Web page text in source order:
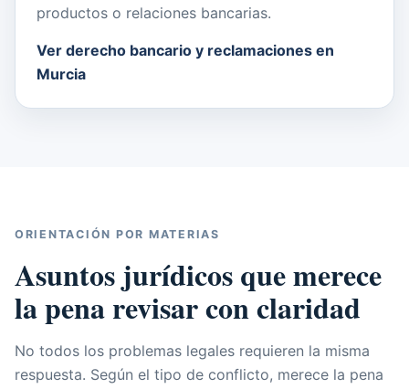
productos o relaciones bancarias.
Ver derecho bancario y reclamaciones en
Murcia
ORIENTACIÓN POR MATERIAS
Asuntos jurídicos que merece
la pena revisar con claridad
No todos los problemas legales requieren la misma
respuesta. Según el tipo de conflicto, merece la pena